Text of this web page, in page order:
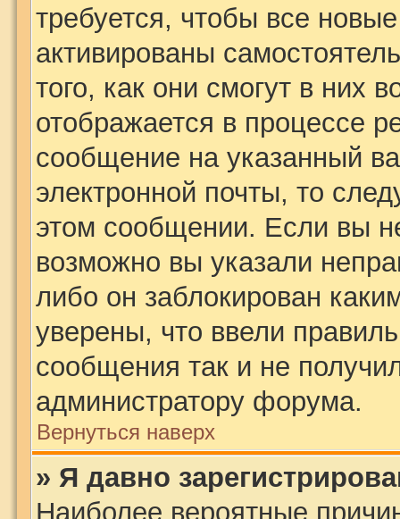
требуется, чтобы все
активированы
того, как они смогут в них
отображается в процессе
сообщение на указанный
электронной почты, то
этом сообщении. Если вы
возможно вы указали
либо он заблокирован
уверены, что ввели
сообщения так и не
администратору форума.
Вернуться наверх
» Я давно
Наиболее вероятные